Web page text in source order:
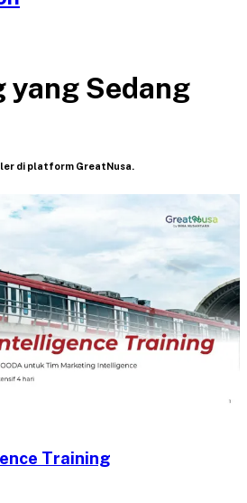
yang Sedang
di platform GreatNusa.
Training